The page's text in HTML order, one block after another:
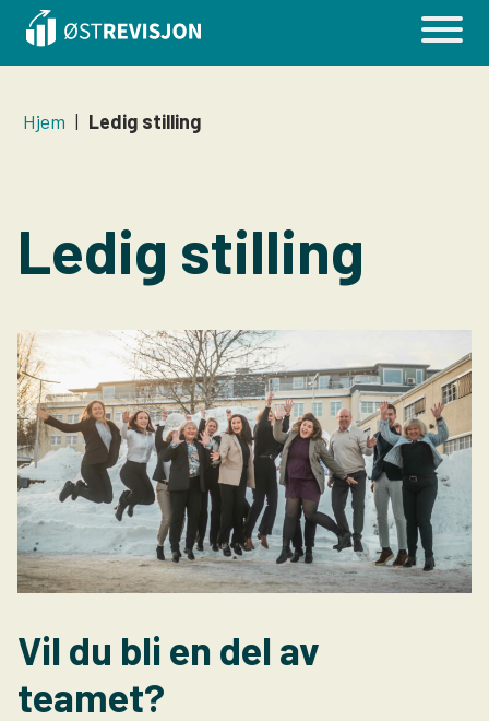
Hjem | Ledig stilling
Ledig stilling
Vil du bli en del av
teamet?